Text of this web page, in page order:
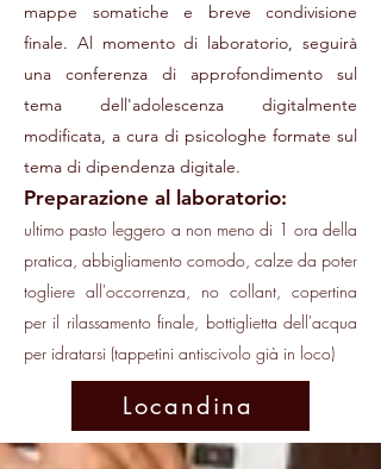
mappe somatiche e breve condivisione
finale. Al momento di laboratorio, seguirà
una conferenza di approfondimento sul
tema dell'adolescenza digitalmente
modificata, a cura di psicologhe formate sul
tema di dipendenza digitale.
Preparazione al laboratorio:
ultimo pasto leggero a non meno di 1 ora della
pratica, abbigliamento comodo, calze da poter
togliere all'occorrenza, no collant, copertina
per il rilassamento finale, bottiglietta dell'acqua
per idratarsi (tappetini antiscivolo già in loco)
Locandina